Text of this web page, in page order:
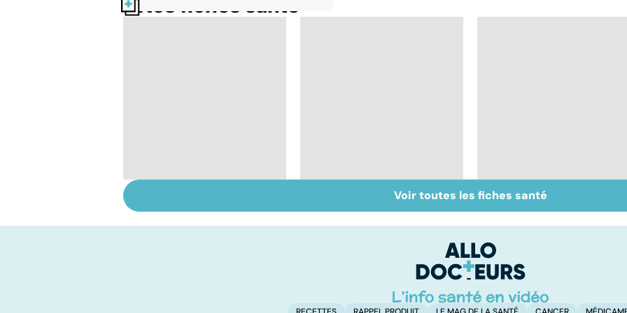
Nos fiches santé
kératite, uvéite :
Presbytie : pourquoi
choisir de se faire
Mieux dépister la
DMLA
Voir toutes les fiches santé